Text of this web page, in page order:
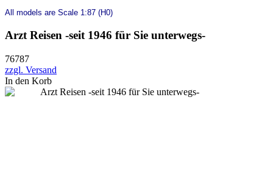
All models are Scale 1:87 (H0)
Arzt Reisen -seit 1946 für Sie unterwegs-
76787
zzgl. Versand
In den Korb